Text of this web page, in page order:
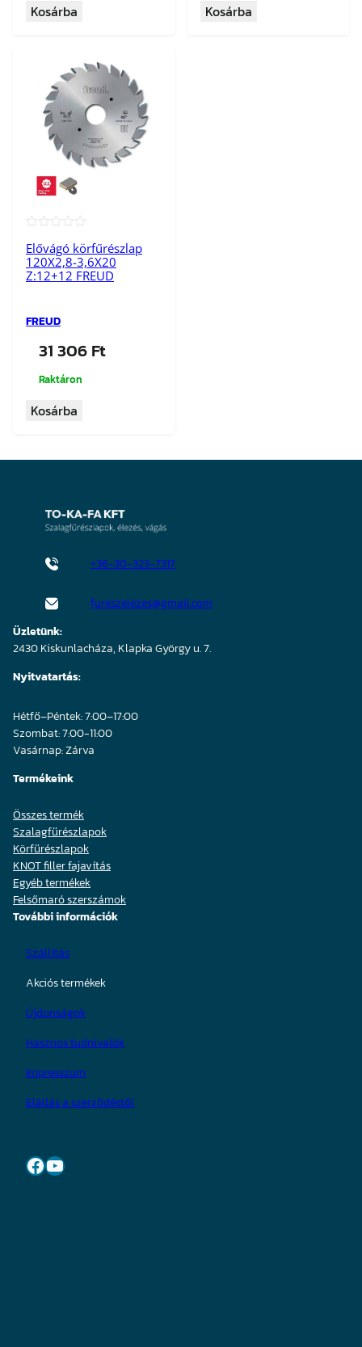
Kosárba Kosárba
Elővágó körfűrészlap
120X2,8-3,6X20
Z:12+12 FREUD
FREUD
31 306Ft
Raktáron
Kosárba
+36-30-323-7317
fureszelezes@gmail.com
Üzletünk:
2430 Kiskunlacháza, Klapka György u. 7.
Nyitvatartás:
Hétfő–Péntek: 7:00–17:00
Szombat: 7:00-11:00
Vasárnap: Zárva
Termékeink
Összes termék
Szalagfűrészlapok
Körfűrészlapok
KNOT filler fajavítás
Egyéb termékek
Felsőmaró szerszámok
További információk
Szállítás
Akciós termékek
Újdonságok
Hasznos tudnivalók
Impresszum
Elállás a szerződéstől
Facebook YouTube